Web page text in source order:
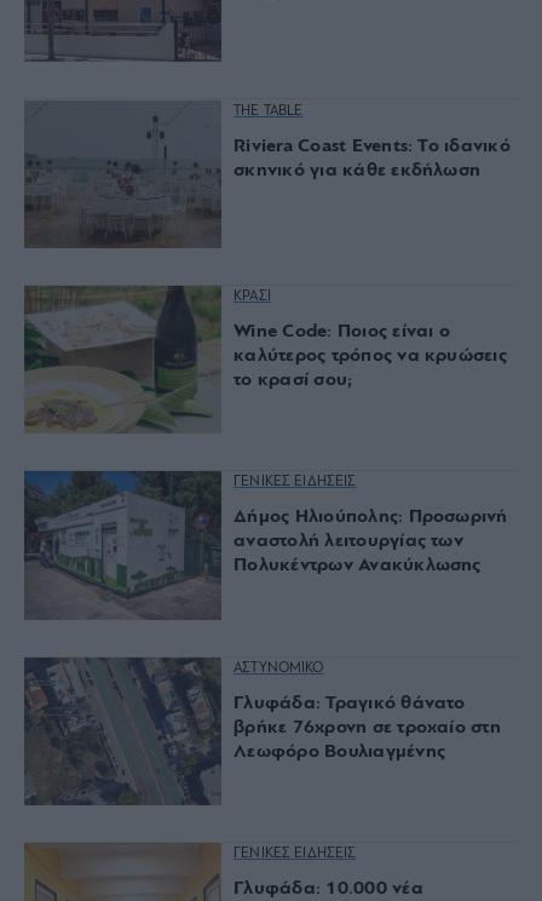
THE TABLE
Riviera Coast Events: Το ιδανικό
σκηνικό για κάθε εκδήλωση
ΚΡΑΣΙ
Wine Code: Ποιος είναι ο
καλύτερος τρόπος να κρυώσεις
το κρασί σου;
ΓΕΝΙΚΕΣ ΕΙΔΗΣΕΙΣ
Δήμος Ηλιούπολης: Προσωρινή
αναστολή λειτουργίας των
Πολυκέντρων Ανακύκλωσης
ΑΣΤΥΝΟΜΙΚΟ
Γλυφάδα: Τραγικό θάνατο
βρήκε 76χρονη σε τροχαίο στη
Λεωφόρο Βουλιαγμένης
ΓΕΝΙΚΕΣ ΕΙΔΗΣΕΙΣ
Γλυφάδα: 10.000 νέα